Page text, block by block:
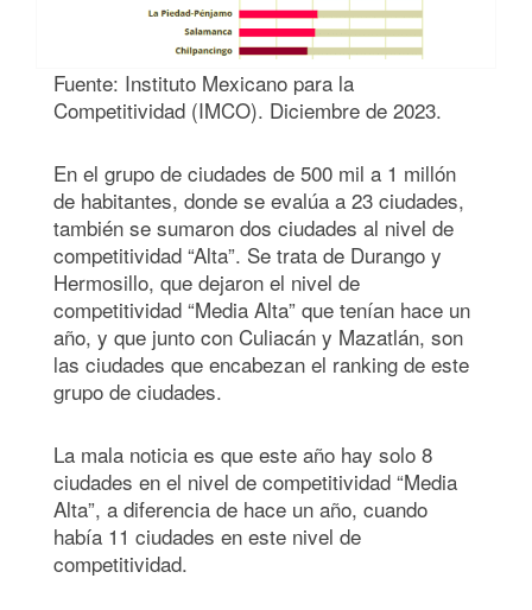
Fuente: Instituto Mexicano para la
Competitividad (IMCO). Diciembre de 2023.
En el grupo de ciudades de 500 mil a 1 millón
de habitantes, donde se evalúa a 23 ciudades,
también se sumaron dos ciudades al nivel de
competitividad “Alta”. Se trata de Durango y
Hermosillo, que dejaron el nivel de
competitividad “Media Alta” que tenían hace un
año, y que junto con Culiacán y Mazatlán, son
las ciudades que encabezan el ranking de este
grupo de ciudades.
La mala noticia es que este año hay solo 8
ciudades en el nivel de competitividad “Media
Alta”, a diferencia de hace un año, cuando
había 11 ciudades en este nivel de
competitividad.